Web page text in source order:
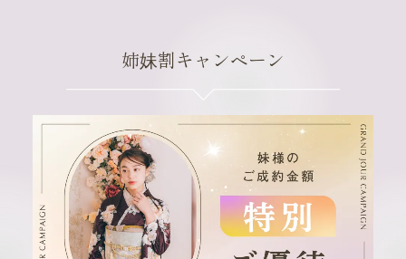
姉妹割キャンペーン